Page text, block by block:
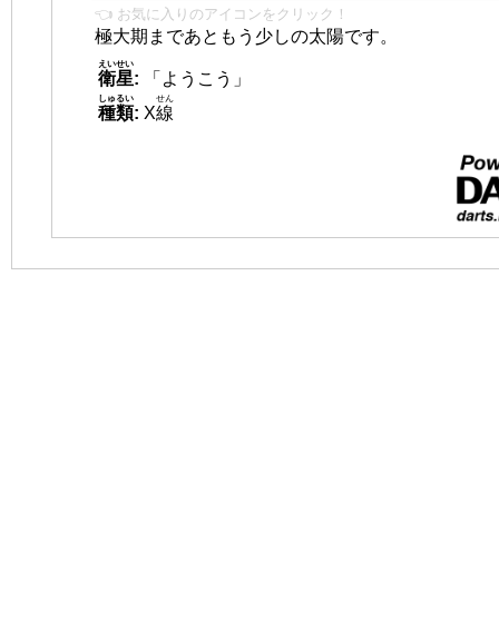
👈 お気に入りのアイコンをクリック！
極大期まであともう少しの太陽です。
衛星
えいせい
:
「ようこう」
種類
しゅるい
: X線
せん